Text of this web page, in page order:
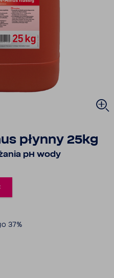
płynny 25kg
pH wody
37%